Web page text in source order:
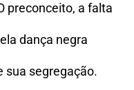
preconceito, a falta
dança negra
sua segregação.